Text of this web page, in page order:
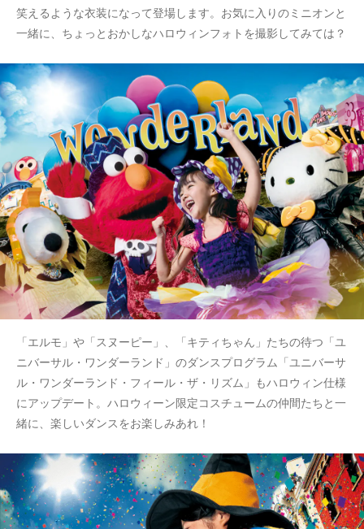
笑えるような衣装になって登場します。お気に入りのミニオンと
一緒に、ちょっとおかしなハロウィンフォトを撮影してみては？
「エルモ」や「スヌーピー」、「キティちゃん」たちの待つ「ユ
ニバーサル・ワンダーランド」のダンスプログラム「ユニバーサ
ル・ワンダーランド・フィール・ザ・リズム」もハロウィン仕様
にアップデート。ハロウィーン限定コスチュームの仲間たちと一
緒に、楽しいダンスをお楽しみあれ！